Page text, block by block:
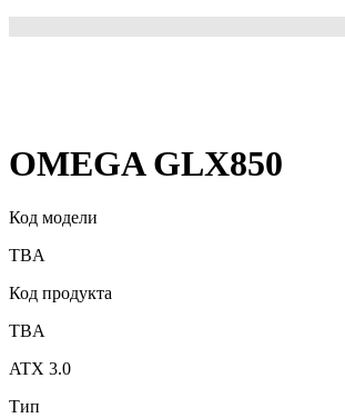
OMEGA GLX850
Код модели
TBA
Код продукта
TBA
ATX 3.0
Тип